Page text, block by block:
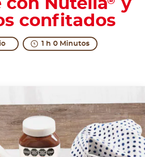
con Nutella
y
confitados
1 h 0 Minutos